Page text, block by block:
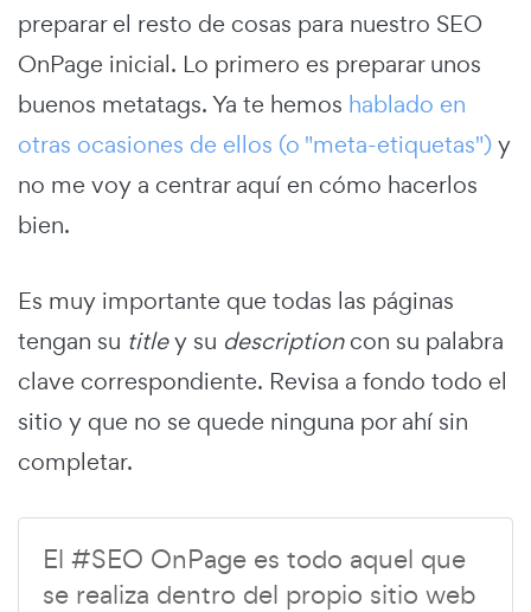
preparar el resto de cosas para nuestro SEO
OnPage inicial. Lo primero es preparar unos
buenos metatags. Ya te hemos hablado en
otras ocasiones de ellos (o "meta-etiquetas")y
no me voy a centrar aquí en cómo hacerlos
bien.
Es muy importante que todas las páginas
tengan su titley su descriptioncon su palabra
clave correspondiente. Revisa a fondo todo el
sitio y que no se quede ninguna por ahí sin
completar.
El #SEO OnPage es todo aquel que
se realiza dentro del propio sitio web